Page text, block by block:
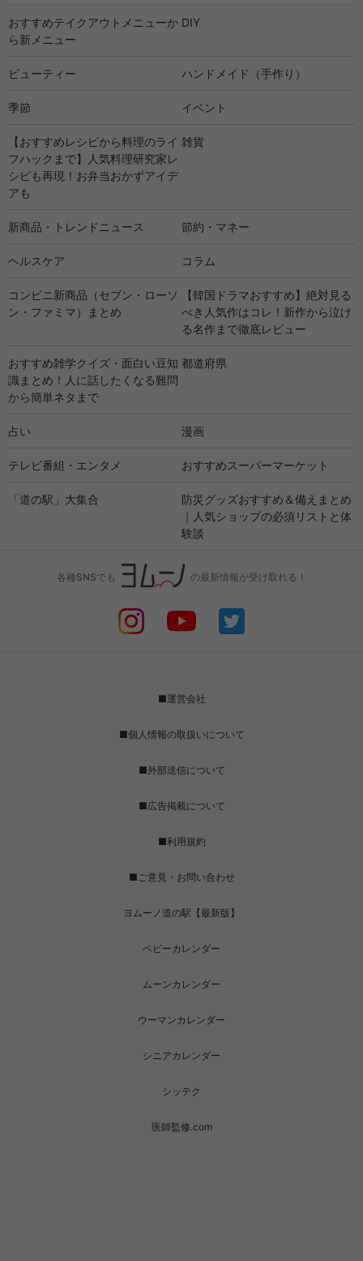
おすすめテイクアウトメニューか
ら新メニュー
DIY
ビューティー ハンドメイド（手作り）
季節 イベント
【おすすめレシピから料理のライ
フハックまで】人気料理研究家レ
シピも再現！お弁当おかずアイデ
アも
雑貨
新商品・トレンドニュース 節約・マネー
ヘルスケア コラム
コンビニ新商品（セブン・ローソ
ン・ファミマ）まとめ
【韓国ドラマおすすめ】絶対見る
べき人気作はコレ！新作から泣け
る名作まで徹底レビュー
おすすめ雑学クイズ・面白い豆知
識まとめ！人に話したくなる難問
から簡単ネタまで
都道府県
占い 漫画
テレビ番組・エンタメ おすすめスーパーマーケット
「道の駅」大集合
防災グッズおすすめ＆備えまとめ
｜人気ショップの必須リストと体
験談
各種SNSでも の最新情報が受け取れる！
■運営会社
■個人情報の取扱いについて
■外部送信について
■広告掲載について
■利用規約
■ご意見・お問い合わせ
ヨムーノ道の駅【最新版】
ベビーカレンダー
ムーンカレンダー
ウーマンカレンダー
シニアカレンダー
シッテク
医師監修.com